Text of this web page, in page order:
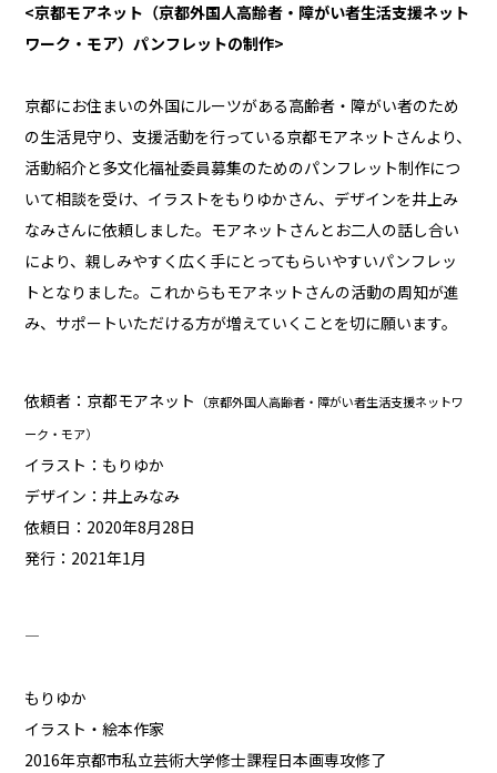
<京都モアネット（京都外国人高齢者・障がい者生活支援ネット
ワーク・モア）パンフレットの制作>
京都にお住まいの外国にルーツがある高齢者・障がい者のため
の生活見守り、支援活動を行っている京都モアネットさんより、
活動紹介と多文化福祉委員募集のためのパンフレット制作につ
いて相談を受け、イラストをもりゆかさん、デザインを井上み
なみさんに依頼しました。モアネットさんとお二人の話し合い
により、親しみやすく広く手にとってもらいやすいパンフレッ
トとなりました。これからもモアネットさんの活動の周知が進
み、サポートいただける方が増えていくことを切に願います。
依頼者：京都モアネット
（京都外国人高齢者・障がい者生活支援ネットワ
ーク・モア）
イラスト：もりゆか
デザイン：井上みなみ
依頼日：2020年8月28日
発行：2021年1月
—
もりゆか
イラスト・絵本作家
2016年京都市私立芸術大学修士課程日本画専攻修了